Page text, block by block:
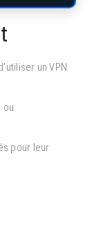
un VPN
ou
pour leur